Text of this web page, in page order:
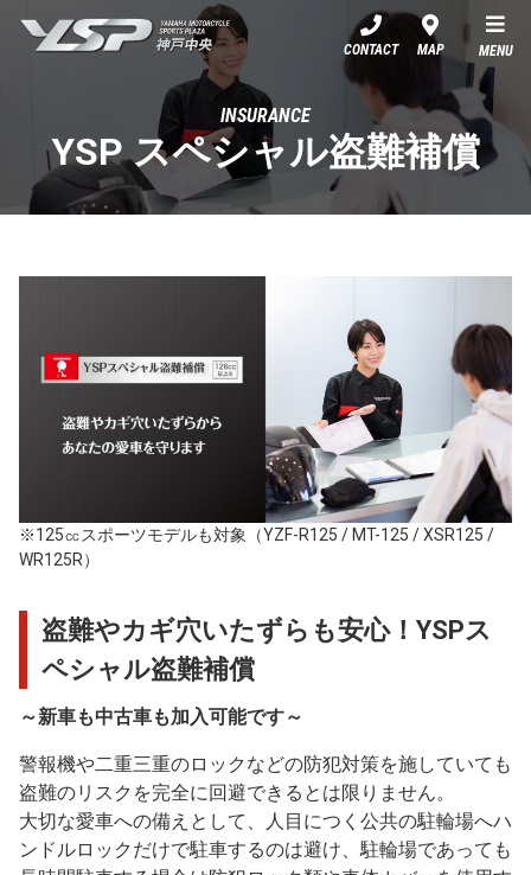
YSP神戸中央
CONTACT MAP MENU
INSURANCE
YSP スペシャル盗難補償
※125㏄スポーツモデルも対象（YZF-R125 / MT-125 / XSR125 /
WR125R）
盗難やカギ穴いたずらも安心！YSPス
ペシャル盗難補償
～新車も中古車も加入可能です～
警報機や二重三重のロックなどの防犯対策を施していても
盗難のリスクを完全に回避できるとは限りません。
大切な愛車への備えとして、人目につく公共の駐輪場へハ
ンドルロックだけで駐車するのは避け、駐輪場であっても